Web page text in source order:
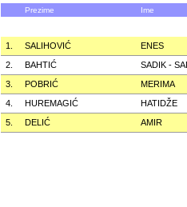
Prezime Ime
1. SALIHOVIĆ
ENES
2.
BAHTIĆ
SADIK -
3.
POBRIĆ
MERIMA
4.
HUREMAGIĆ
HATIDŽE
5.
DELIĆ AMIR